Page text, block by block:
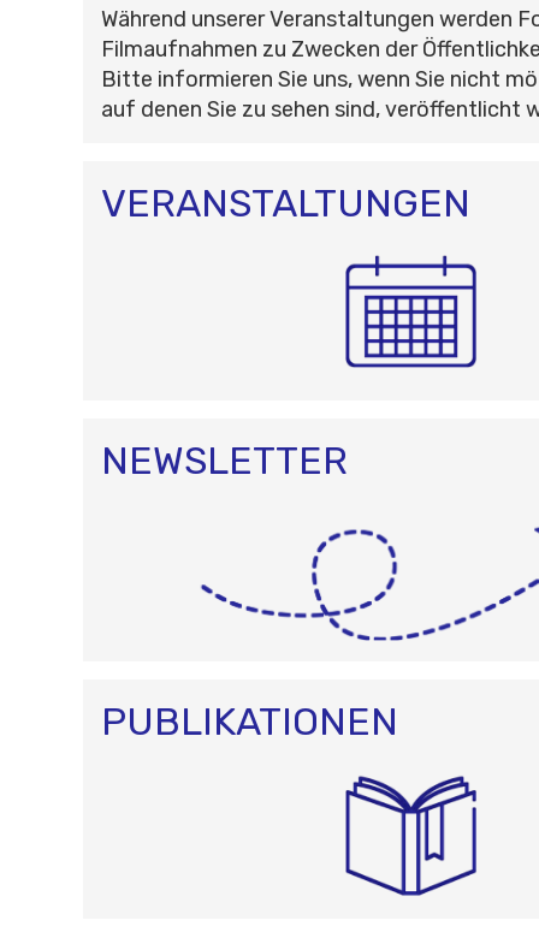
Während unserer Veranstaltungen werden
Filmaufnahmen zu Zwecken der
Bitte informieren Sie uns, wenn Sie nicht
auf denen Sie zu sehen sind, veröffentlicht
VERANSTALTUNGEN
NEWSLETTER
PUBLIKATIONEN